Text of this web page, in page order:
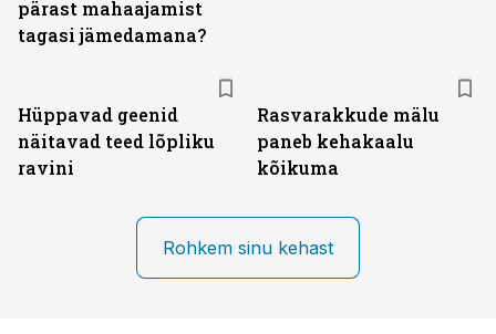
pärast mahaajamist
tagasi jämedamana?
Hüppavad geenid
näitavad teed lõpliku
ravini
Rasvarakkude mälu
paneb kehakaalu
kõikuma
Rohkem sinu kehast